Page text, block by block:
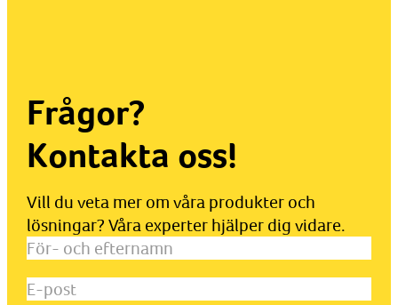
Frågor?
Kontakta oss!
Vill du veta mer om våra produkter och
lösningar? Våra experter hjälper dig vidare.
För-
efternamn
E-